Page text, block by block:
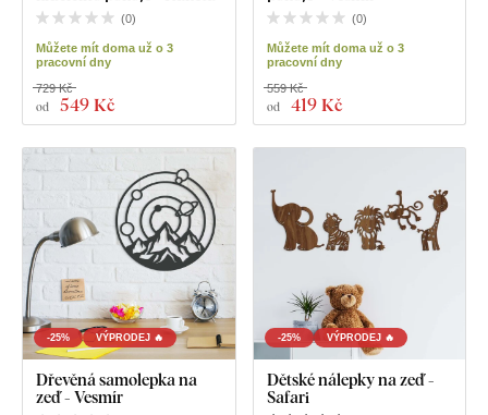
(0)
Můžete mít doma už o 3
pracovní dny
od 549 Kč
729 Kč
(0)
Můžete mít doma už o 3
pracovní dny
od 419 Kč
559 Kč
-25% VÝPRODEJ 🔥
Dřevěná samolepka na
zeď - Vesmír
-25% VÝPRODEJ 🔥
Dětské nálepky na zeď -
Safari